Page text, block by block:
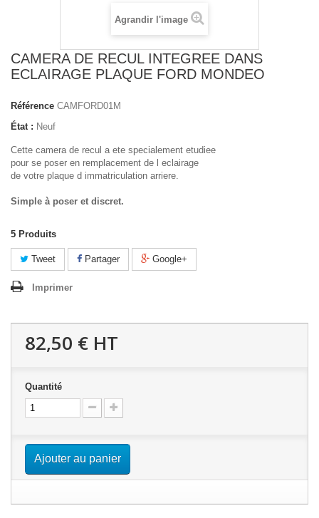
Agrandir l'image
CAMERA DE RECUL INTEGREE DANS
ECLAIRAGE PLAQUE FORD MONDEO
Référence CAMFORD01M
État : Neuf
Cette camera de recul a ete specialement etudiee
pour se poser en remplacement de l eclairage
de votre plaque d immatriculation arriere.
Simple à poser et discret.
5 Produits
Tweet Partager Google+
Imprimer
82,50 € HT
Quantité
Ajouter au panier